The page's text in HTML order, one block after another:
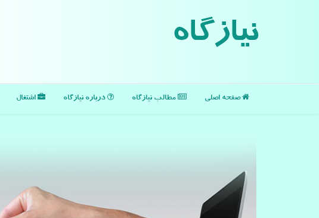
نیازگاه
صفحه اصلی مطالب نیازگاه درباره نیازگاه اشتغال